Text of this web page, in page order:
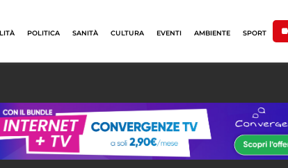
POLITICA SANITÀ CULTURA EVENTI AMBIENTE SPORT